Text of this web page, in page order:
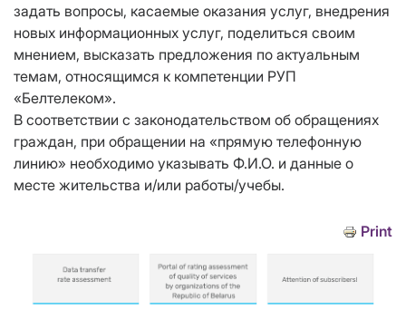
задать вопросы, касаемые оказания услуг, внедрения
новых информационных услуг, поделиться своим
мнением, высказать предложения по актуальным
темам, относящимся к компетенции РУП
«Белтелеком».
В соответствии с законодательством об обращениях
граждан, при обращении на «прямую телефонную
линию» необходимо указывать Ф.И.О. и данные о
месте жительства и/или работы/учебы.
Print